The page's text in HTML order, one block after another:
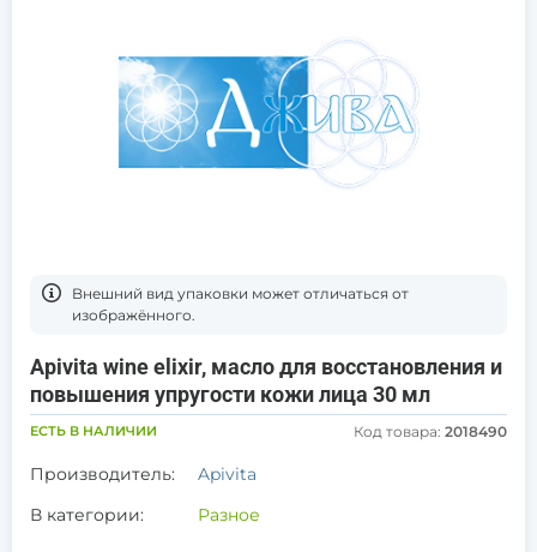
Bнешний вид упаковки может отличаться от
изображённого.
Apivita wine elixir, масло для восстановления и
повышения упругости кожи лица 30 мл
ЕСТЬ В НАЛИЧИИ Код товара: 2018490
Производитель:
Apivita
В категории:
Разное